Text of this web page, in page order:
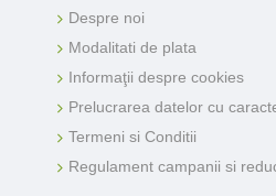
Obio
Phenalex
Despre noi
Modalitati de plata
Informaţii despre cookies
Prelucrarea datelor cu
Termeni si Conditii
Regulament campanii si